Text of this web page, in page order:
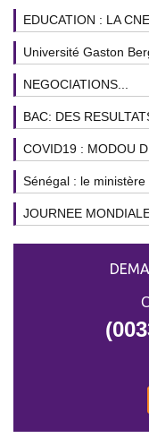
EDUCATION : LA
Université Gaston
NEGOCIATIONS...
BAC: DES
COVID19 : MODOU
Sénégal : le ministère
JOURNEE